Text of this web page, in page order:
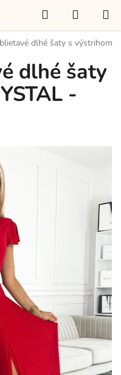
Hľadať
KOŠÍK
dlhé šaty s výstrihom
dlhé šaty
-